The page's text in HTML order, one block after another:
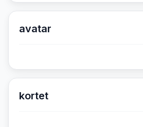
avatar
kortet